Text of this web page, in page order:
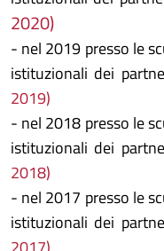
2020)
- nel 2019 presso le
istituzionali dei
2019)
- nel 2018 presso le
istituzionali dei
2018)
- nel 2017 presso le
istituzionali dei